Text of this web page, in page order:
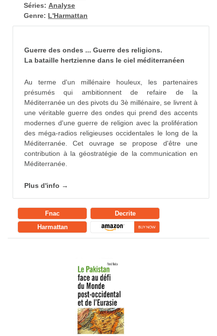
Séries: Analyse
Genre: L'Harmattan
Guerre des ondes ... Guerre des religions.
La bataille hertzienne dans le ciel méditerranéen
Au terme d'un millénaire houleux, les partenaires
présumés qui ambitionnent de refaire de la
Méditerranée un des pivots du 3è millénaire, se livrent à
une véritable guerre des ondes qui prend des accents
modernes d'une guerre de religion avec la prolifération
des méga-radios religieuses occidentales le long de la
Méditerranée. Cet ouvrage se propose d'être une
contribution à la géostratégie de la communication en
Méditerranée.
Plus d'info →
Fnac
Decrite
Harmattan